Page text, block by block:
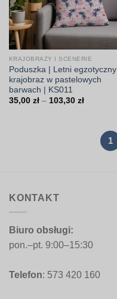
KRAJOBRAZY I SCENERIE
Poduszka | Letni egzotyczny
krajobraz w pastelowych
barwach | KS011
35,00 zł – 103,30 złZakres
103,30 zł
1
KONTAKT
Biuro obsługi:
pon.–pt. 9:00–15:30
Telefon: 573 420 160